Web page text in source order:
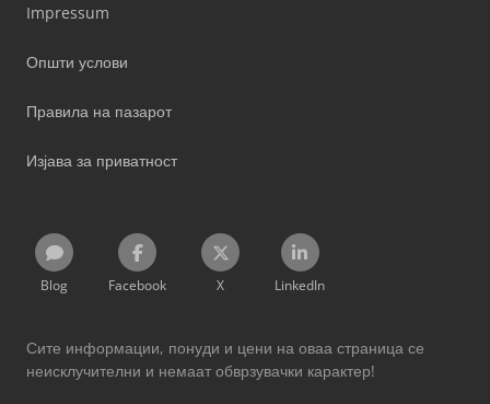
Impressum
Општи услови
Правила на пазарот
Изјава за приватност
Blog Facebook X LinkedIn
Сите информации, понуди и цени на оваа страница се
неисклучителни и немаат обврзувачки карактер!